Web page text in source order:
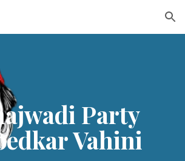
Skip to navigation
Party
Vahini